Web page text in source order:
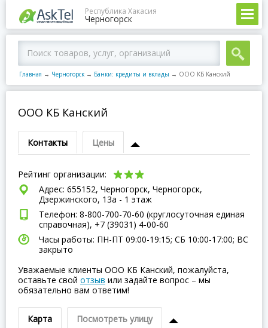
Республика Хакасия
Черногорск
Главная → Черногорск → Банки: кредиты и вклады → ООО КБ Канский
ООО КБ Канский
Контакты Цены
Рейтинг организации:
Адрес: 655152, Черногорск, Черногорск,
Дзержинского, 13а - 1 этаж
Телефон: 8-800-700-70-60 (круглосуточная единая
справочная), +7 (39031) 4-00-60
Часы работы: ПН-ПТ 09:00-19:15; СБ 10:00-17:00; ВC
закрыто
Уважаемые клиенты ООО КБ Канский, пожалуйста,
оставьте свой отзыв или задайте вопрос – мы
обязательно вам ответим!
Карта Посмотреть улицу